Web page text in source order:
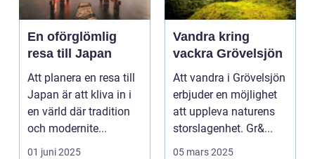
En oförglömlig
resa till Japan
Att planera en resa till
Japan är att kliva in i
en värld där tradition
och modernite...
01 juni 2025
Vandra kring
vackra Grövelsjön
Att vandra i Grövelsjön
erbjuder en möjlighet
att uppleva naturens
storslagenhet. Gr&...
05 mars 2025